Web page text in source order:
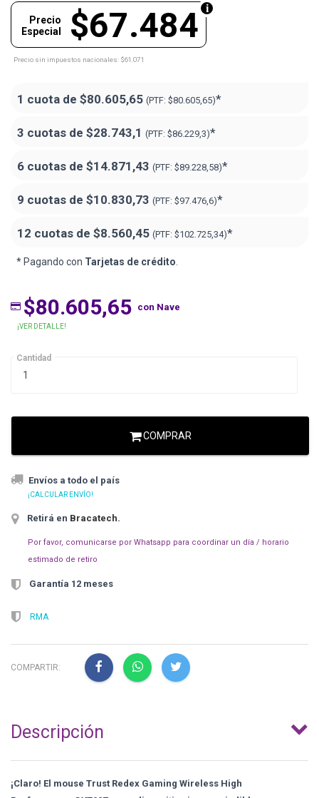
$67.484
Precio
Especial
Precio sin impuestos nacionales: $61.071
1 cuota de $80.605,65 (PTF: $80.605,65)*
3 cuotas de $28.743,1 (PTF: $86.229,3)*
6 cuotas de $14.871,43 (PTF: $89.228,58)*
9 cuotas de $10.830,73 (PTF: $97.476,6)*
12 cuotas de $8.560,45 (PTF: $102.725,34)*
* Pagando con Tarjetas de crédito
$80.605,65 con Nave
¡VER DETALLE!
Cantidad
COMPRAR
Envíos a todo el país
¡CALCULAR ENVÍO!
Retirá en Bracatech.
Por favor, comunicarse por Whatsapp para coordinar un día / horario
estimado de retiro
Garantía 12 meses
RMA
COMPARTIR:
Descripción
¡Claro! El mouse Trust Redex Gaming Wireless High